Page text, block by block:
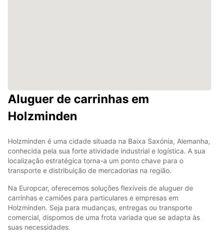
Aluguer de carrinhas em
Holzminden
Holzminden é uma cidade situada na Baixa Saxónia, Alemanha,
conhecida pela sua forte atividade industrial e logística. A sua
localização estratégica torna-a um ponto chave para o
transporte e distribuição de mercadorias na região.
Na Europcar, oferecemos soluções flexíveis de aluguer de
carrinhas e camiões para particulares e empresas em
Holzminden. Seja para mudanças, entregas ou transporte
comercial, dispomos de uma frota variada que se adapta às
suas necessidades.